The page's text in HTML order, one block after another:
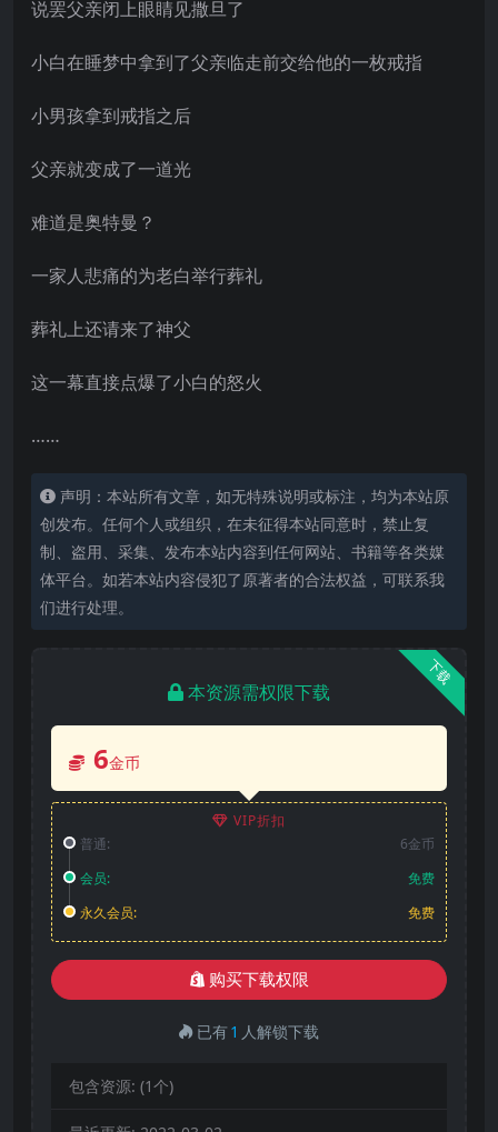
说罢父亲闭上眼睛见撒旦了
小白在睡梦中拿到了父亲临走前交给他的一枚戒指
小男孩拿到戒指之后
父亲就变成了一道光
难道是奥特曼？
一家人悲痛的为老白举行葬礼
葬礼上还请来了神父
这一幕直接点爆了小白的怒火
……
声明：本站所有文章，如无特殊说明或标注，均为本站原
创发布。任何个人或组织，在未征得本站同意时，禁止复
制、盗用、采集、发布本站内容到任何网站、书籍等各类媒
体平台。如若本站内容侵犯了原著者的合法权益，可联系我
们进行处理。
下载
本资源需权限下载
6金币
VIP折扣
普通:
6金币
会员:
免费
永久会员:
免费
购买下载权限
已有1 人解锁下载
包含资源: (1个)